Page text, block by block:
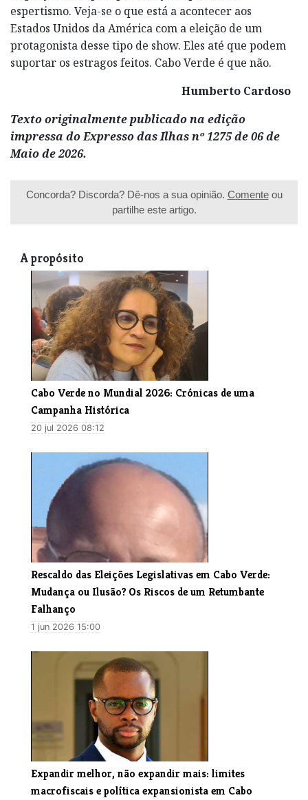
espertismo. Veja-se o que está a acontecer aos
Estados Unidos da América com a eleição de um
protagonista desse tipo de show. Eles até que podem
suportar os estragos feitos. Cabo Verde é que não.
Humberto Cardoso
Texto originalmente publicado na edição
impressa do Expresso das Ilhas nº 1275 de 06 de
Maio de 2026.
Concorda? Discorda? Dê-nos a sua opinião. Comenteou
partilhe este artigo.
A propósito
Cabo Verde no Mundial 2026: Crónicas de uma
Campanha Histórica
20 jul 2026 08:12
Rescaldo das Eleições Legislativas em Cabo Verde:
Mudança ou Ilusão? Os Riscos de um Retumbante
Falhanço
1 jun 2026 15:00
Expandir melhor, não expandir mais: limites
macrofiscais e política expansionista em Cabo